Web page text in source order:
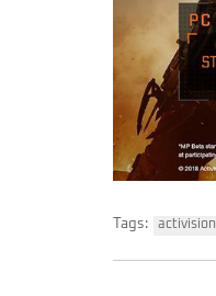
Tags: activision